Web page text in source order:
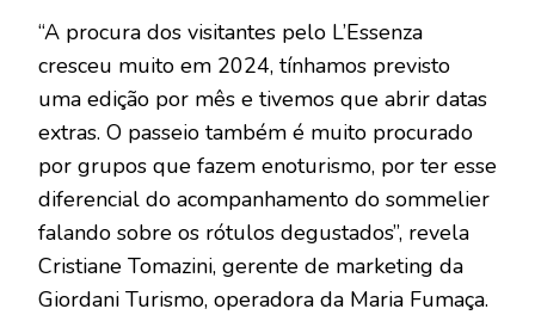
“A procura dos visitantes pelo L’Essenza
cresceu muito em 2024, tínhamos previsto
uma edição por mês e tivemos que abrir datas
extras. O passeio também é muito procurado
por grupos que fazem enoturismo, por ter esse
diferencial do acompanhamento do sommelier
falando sobre os rótulos degustados”, revela
Cristiane Tomazini, gerente de marketing da
Giordani Turismo, operadora da Maria Fumaça.